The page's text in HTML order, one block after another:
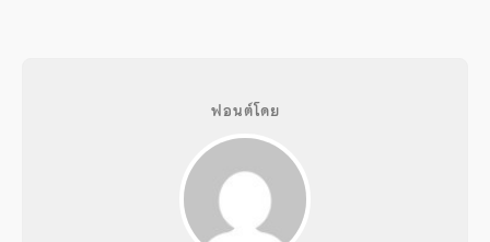
ฟอนต์โดย